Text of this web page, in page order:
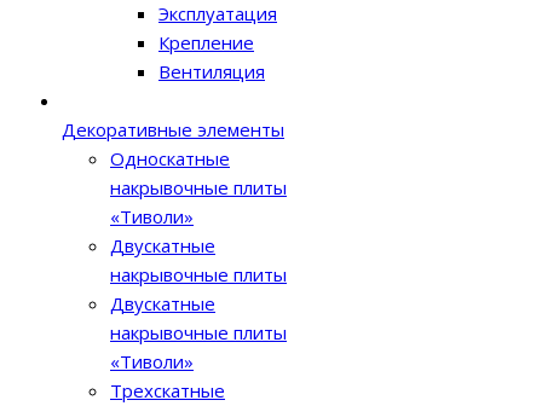
Эксплуатация
Крепление
Вентиляция
Декоративные элементы
Односкатные
накрывочные плиты
«Тиволи»
Двускатные
накрывочные плиты
Двускатные
накрывочные плиты
«Тиволи»
Трехскатные